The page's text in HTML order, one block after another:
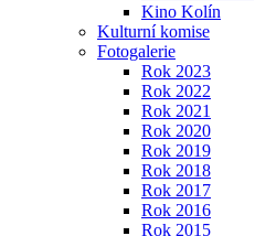
Kino Kolín
Kulturní komise
Fotogalerie
Rok 2023
Rok 2022
Rok 2021
Rok 2020
Rok 2019
Rok 2018
Rok 2017
Rok 2016
Rok 2015